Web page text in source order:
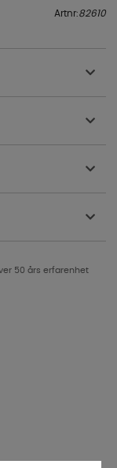
Artnr:82610
50 års erfarenhet